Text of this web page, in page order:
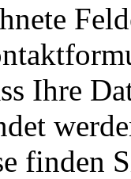
Ihre
finden